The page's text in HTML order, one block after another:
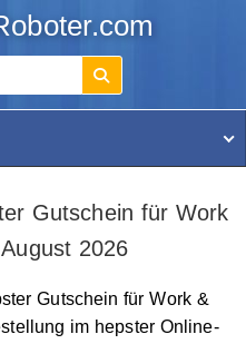
Gutschein für Work
2026
Gutschein für Work &
im hepster Online-